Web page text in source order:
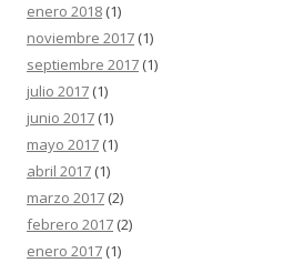
enero 2018 (1)
noviembre 2017 (1)
septiembre 2017 (1)
julio 2017 (1)
junio 2017 (1)
mayo 2017 (1)
abril 2017 (1)
marzo 2017 (2)
febrero 2017 (2)
enero 2017 (1)